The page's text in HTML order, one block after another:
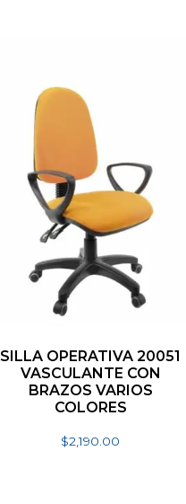
SILLA OPERATIVA 20051
VASCULANTE CON
BRAZOS VARIOS
COLORES
$2,190.00